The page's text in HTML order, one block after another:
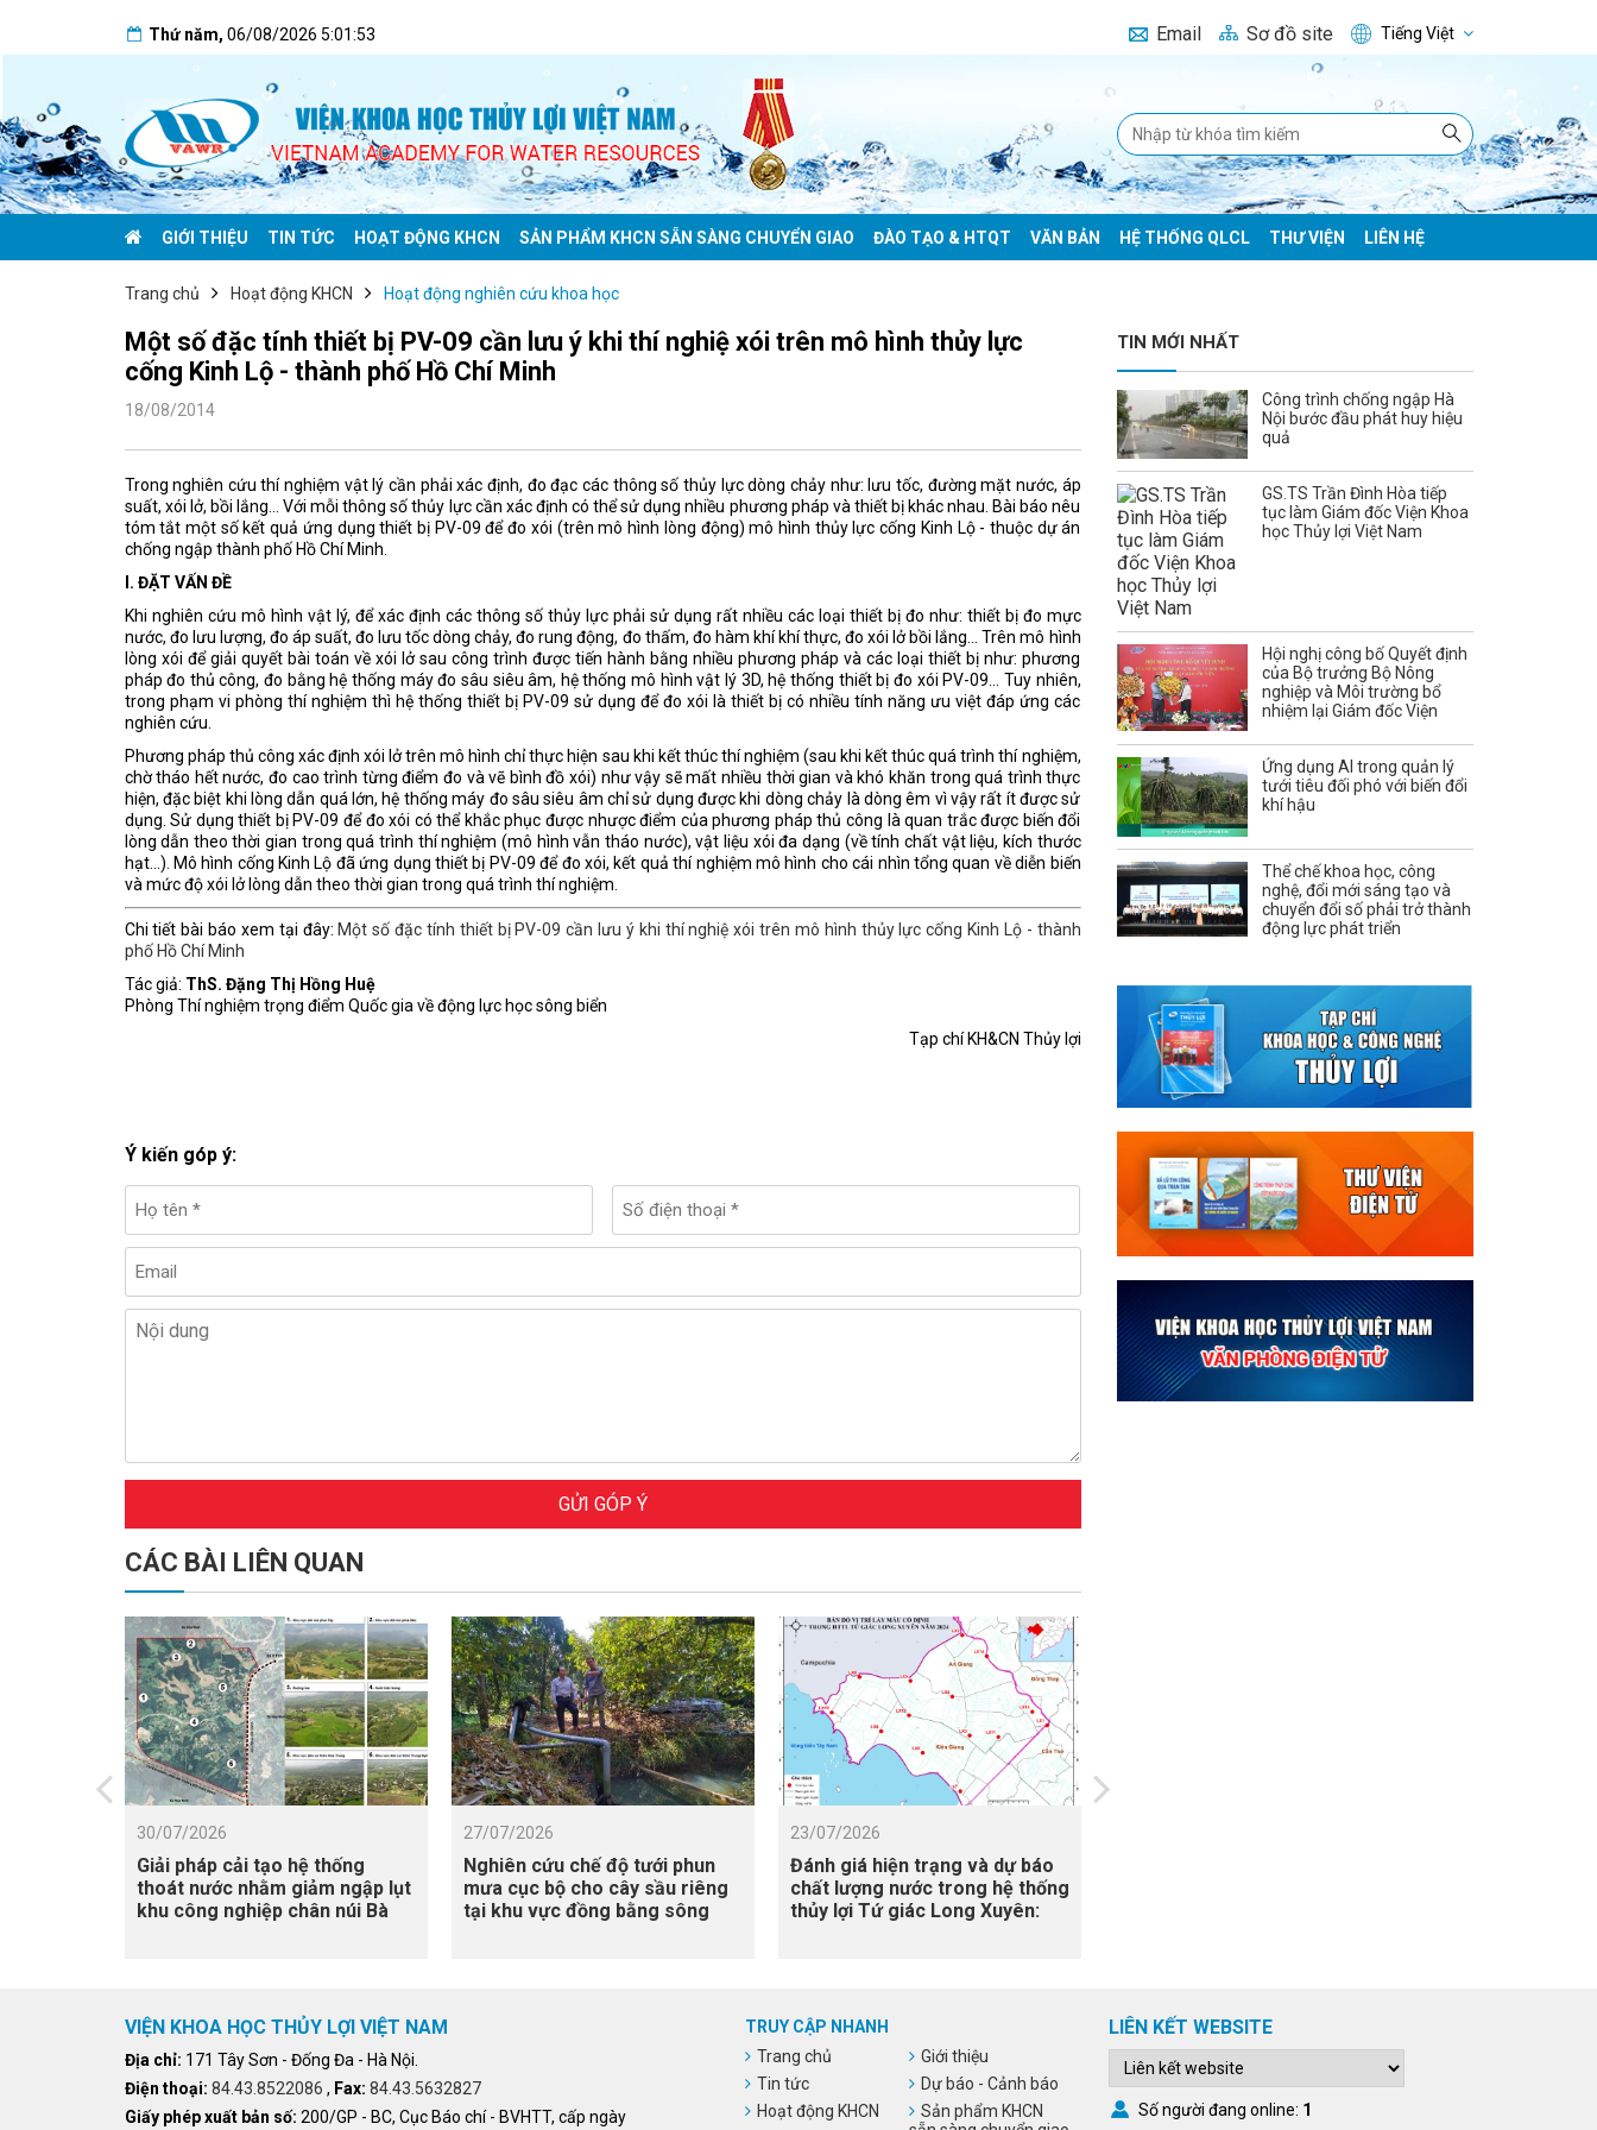
Thứ năm, 06/08/2026 5:01:53 Email Sơ đồ site Tiếng Việt
GIỚI THIỆU TIN TỨC HOẠT ĐỘNG KHCN SẢN PHẨM KHCN SẴN SÀNG CHUYỂN GIAO ĐÀO TẠO & HTQT VĂN BẢN HỆ THỐNG QLCL THƯ VIỆN LIÊN HỆ
Trang chủ Hoạt động KHCN Hoạt động nghiên cứu khoa học
Một số đặc tính thiết bị PV-09 cần lưu ý khi thí nghiệ xói trên mô hình thủy lực
cống Kinh Lộ - thành phố Hồ Chí Minh
18/08/2014
Trong nghiên cứu thí nghiệm vật lý cần phải xác định, đo đạc các thông số thủy lực dòng chảy như: lưu tốc, đường mặt nước, áp
suất, xói lở, bồi lắng... Với mỗi thông số thủy lực cần xác định có thể sử dụng nhiều phương pháp và thiết bị khác nhau. Bài báo nêu
tóm tắt một số kết quả ứng dụng thiết bị PV-09 để đo xói (trên mô hình lòng động) mô hình thủy lực cống Kinh Lộ - thuộc dự án
chống ngập thành phố Hồ Chí Minh.
I. ĐẶT VẤN ĐỀ
Khi nghiên cứu mô hình vật lý, để xác định các thông số thủy lực phải sử dụng rất nhiều các loại thiết bị đo như: thiết bị đo mực
nước, đo lưu lượng, đo áp suất, đo lưu tốc dòng chảy, đo rung động, đo thấm, đo hàm khí khí thực, đo xói lở bồi lắng... Trên mô hình
lòng xói để giải quyết bài toán về xói lở sau công trình được tiến hành bằng nhiều phương pháp và các loại thiết bị như: phương
pháp đo thủ công, đo bằng hệ thống máy đo sâu siêu âm, hệ thống mô hình vật lý 3D, hệ thống thiết bị đo xói PV-09... Tuy nhiên,
trong phạm vi phòng thí nghiệm thì hệ thống thiết bị PV-09 sử dụng để đo xói là thiết bị có nhiều tính năng ưu việt đáp ứng các
nghiên cứu.
Phương pháp thủ công xác định xói lở trên mô hình chỉ thực hiện sau khi kết thúc thí nghiệm (sau khi kết thúc quá trình thí nghiệm,
chờ tháo hết nước, đo cao trình từng điểm đo và vẽ bình đồ xói) như vậy sẽ mất nhiều thời gian và khó khăn trong quá trình thực
hiện, đặc biệt khi lòng dẫn quá lớn, hệ thống máy đo sâu siêu âm chỉ sử dụng được khi dòng chảy là dòng êm vì vậy rất ít được sử
dụng. Sử dụng thiết bị PV-09 để đo xói có thể khắc phục được nhược điểm của phương pháp thủ công là quan trắc được biến đổi
lòng dẫn theo thời gian trong quá trình thí nghiệm (mô hình vẫn tháo nước), vật liệu xói đa dạng (về tính chất vật liệu, kích thước
hạt...). Mô hình cống Kinh Lộ đã ứng dụng thiết bị PV-09 để đo xói, kết quả thí nghiệm mô hình cho cái nhìn tổng quan về diễn biến
và mức độ xói lở lòng dẫn theo thời gian trong quá trình thí nghiệm.
Chi tiết bài báo xem tại đây: Một số đặc tính thiết bị PV-09 cần lưu ý khi thí nghiệ xói trên mô hình thủy lực cống Kinh Lộ - thành
phố Hồ Chí Minh
Tác giả: ThS. Đặng Thị Hồng Huệ
Phòng Thí nghiệm trọng điểm Quốc gia về động lực học sông biển
Tạp chí KH&CN Thủy lợi
Ý kiến góp ý:
GỬI GÓP Ý
CÁC BÀI LIÊN QUAN
30/07/2026
Giải pháp cải tạo hệ thống
thoát nước nhằm giảm ngập lụt
khu công nghiệp chân núi Bà
27/07/2026
Nghiên cứu chế độ tưới phun
mưa cục bộ cho cây sầu riêng
tại khu vực đồng bằng sông
23/07/2026
Đánh giá hiện trạng và dự báo
chất lượng nước trong hệ thống
thủy lợi Tứ giác Long Xuyên:
TIN MỚI NHẤT
Công trình chống ngập Hà
Nội bước đầu phát huy hiệu
quả
GS.TS Trần Đình Hòa tiếp
tục làm Giám đốc Viện Khoa
học Thủy lợi Việt Nam
Hội nghị công bố Quyết định
của Bộ trưởng Bộ Nông
nghiệp và Môi trường bổ
nhiệm lại Giám đốc Viện
Ứng dụng AI trong quản lý
tưới tiêu đối phó với biến đổi
khí hậu
Thể chế khoa học, công
nghệ, đổi mới sáng tạo và
chuyển đổi số phải trở thành
động lực phát triển
VIỆN KHOA HỌC THỦY LỢI VIỆT NAM
Địa chỉ: 171 Tây Sơn - Đống Đa - Hà Nội.
Điện thoại: 84.43.8522086 , Fax: 84.43.5632827
Giấy phép xuất bản số: 200/GP - BC, Cục Báo chí - BVHTT, cấp ngày
TRUY CẬP NHANH
Trang chủ
Giới thiệu
Tin tức
Dự báo - Cảnh báo
Hoạt động KHCN
Sản phẩm KHCN
LIÊN KẾT WEBSITE
Số người đang online: 1